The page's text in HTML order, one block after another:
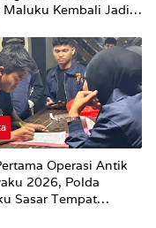
Maluku Kembali Jadi
Operasi Antik
2026, Polda
Sasar Tempat